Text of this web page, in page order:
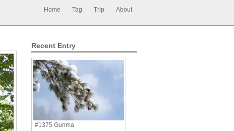
Home Tag Trip About
Recent Entry
#1375 Gunma